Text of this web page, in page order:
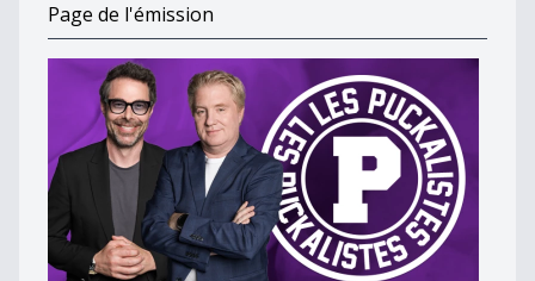
Page de l'émission